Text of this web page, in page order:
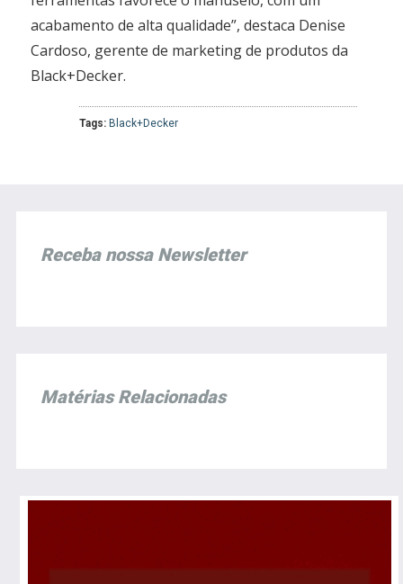
acabamento de alta qualidade”, destaca Denise
Cardoso, gerente de marketing de produtos da
Black+Decker.
Tags: Black+Decker
Receba nossa Newsletter
Matérias Relacionadas